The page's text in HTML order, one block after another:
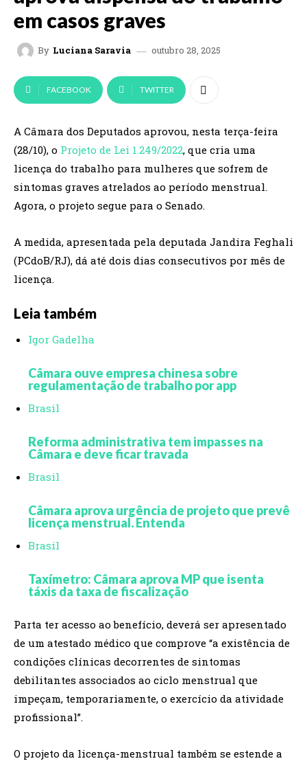
em casos graves
By Luciana Saravia outubro 28, 2025
FACEBOOK TWITTER
A Câmara dos Deputados aprovou, nesta terça-feira
(28/10), o Projeto de Lei 1.249/2022, que cria uma
licença do trabalho para mulheres que sofrem de
sintomas graves atrelados ao período menstrual.
Agora, o projeto segue para o Senado.
A medida, apresentada pela deputada Jandira Feghali
(PCdoB/RJ), dá até dois dias consecutivos por mês de
licença.
Leia também
Igor Gadelha
Câmara ouve empresa chinesa sobre
regulamentação de trabalho por app
Brasil
Reforma administrativa tem impasses na
Câmara e deve ficar travada
Brasil
Câmara aprova urgência de projeto que prevê
licença menstrual. Entenda
Brasil
Taxímetro: Câmara aprova MP que isenta
táxis da taxa de fiscalização
Parta ter acesso ao benefício, deverá ser apresentado
de um atestado médico que comprove “a existência de
condições clínicas decorrentes de sintomas
debilitantes associados ao ciclo menstrual que
impeçam, temporariamente, o exercício da atividade
profissional”.
O projeto da licença-menstrual também se estende a